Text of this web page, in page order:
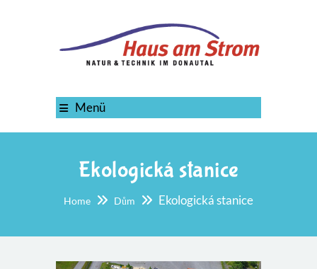
Menü
Ekologická stanice
Home Dům Ekologická stanice